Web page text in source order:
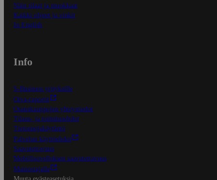
Näin tilaat ja muokkaat
Kaikki ohjeet ja vinkit
In English
Info
S-Business yrityksille
Oiva-raportit
Osuuskauppojen yhteystiedot
Tilaus- ja toimitusehdot
Tietosuojakäytäntö
Palvelun käyttöehdot
Saavutettavuus
Mobiilisovelluksen saavutettavuus
Mainostajalle